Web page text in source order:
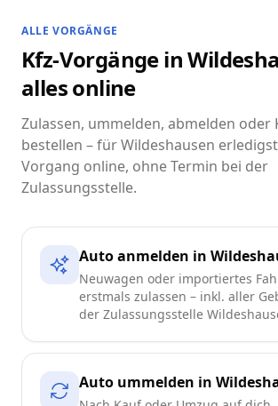
ALLE VORGÄNGE
Kfz-Vorgänge in
alles online
Zulassen, ummelden, abmelden oder
bestellen – für Wildeshausen
Vorgang online, ohne Termin bei der
Zulassungsstelle.
Auto anmelden in
Neuwagen oder importiertes
erstmals zulassen – inkl. aller
der Zulassungsstelle
Auto ummelden in